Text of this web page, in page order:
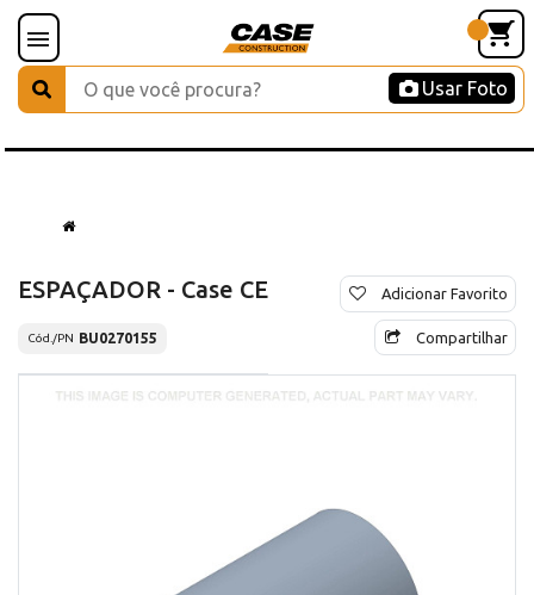
Usar Foto
ESPAÇADOR - Case CE
Cód./PN BU0270155
Adicionar Favorito
Compartilhar